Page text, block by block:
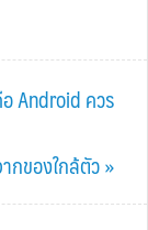
Android ควร
กของใกล้ตัว »